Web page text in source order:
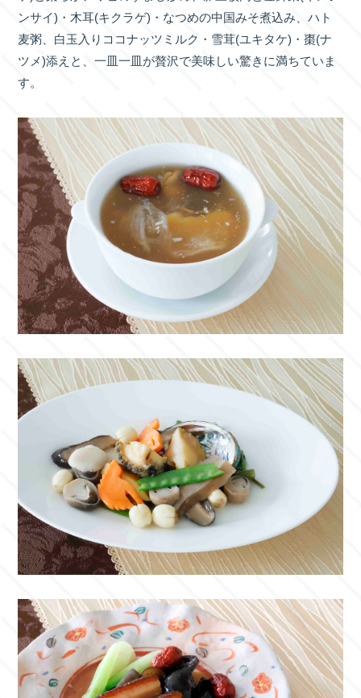
ンサイ)・木耳(キクラゲ)・なつめの中国みそ煮込み、ハト
麦粥、白玉入りココナッツミルク・雪茸(ユキタケ)・棗(ナ
ツメ)添えと、一皿一皿が贅沢で美味しい驚きに満ちていま
す。